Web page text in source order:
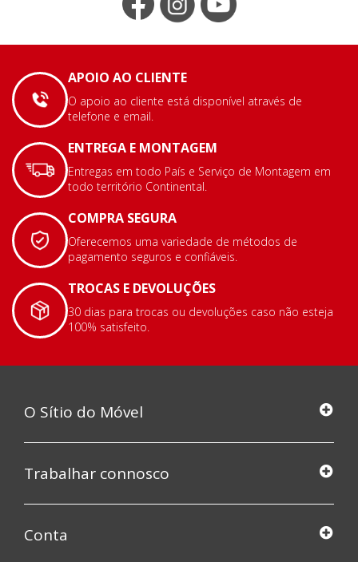
APOIO AO CLIENTE
O apoio ao cliente está disponível através de
telefone e email.
ENTREGA E MONTAGEM
Entregas em todo País e Serviço de Montagem em
todo território Continental.
COMPRA SEGURA
Oferecemos uma variedade de métodos de
pagamento seguros e confiáveis.
TROCAS E DEVOLUÇÕES
30 dias para trocas ou devoluções caso não esteja
100% satisfeito.
O Sítio do Móvel
Trabalhar connosco
Conta